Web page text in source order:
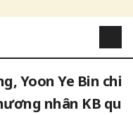
Yoon Ye Bin chi
nhân KB qu